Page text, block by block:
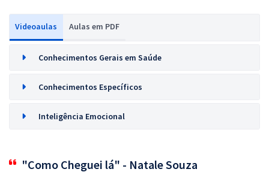
Videoaulas Aulas em PDF
Conhecimentos Gerais em Saúde
Conhecimentos Específicos
Inteligência Emocional
"Como Cheguei lá" - Natale Souza